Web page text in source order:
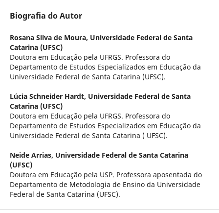
Biografia do Autor
Rosana Silva de Moura, Universidade Federal de Santa
Catarina (UFSC)
Doutora em Educação pela UFRGS. Professora do
Departamento de Estudos Especializados em Educação da
Universidade Federal de Santa Catarina (UFSC).
Lúcia Schneider Hardt, Universidade Federal de Santa
Catarina (UFSC)
Doutora em Educação pela UFRGS. Professora do
Departamento de Estudos Especializados em Educação da
Universidade Federal de Santa Catarina ( UFSC).
Neide Arrias, Universidade Federal de Santa Catarina
(UFSC)
Doutora em Educação pela USP. Professora aposentada do
Departamento de Metodologia de Ensino da Universidade
Federal de Santa Catarina (UFSC).